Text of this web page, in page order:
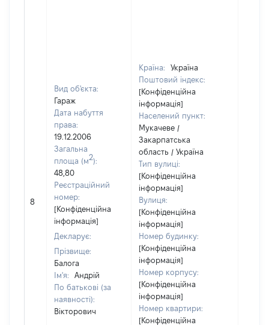
8
Вид об'єкта:
Гараж
Дата набуття
права:
19.12.2006
Загальна
площа (м2):
48,80
Реєстраційний
номер:
[Конфіденційна
інформація]
Декларує:
Прізвище:
Балога
Ім'я:
Андрій
По батькові (за
наявності):
Вікторович
Країна:
Україна
Поштовий індекс:
[Конфіденційна
інформація]
Населений пункт:
Мукачеве /
Закарпатська
область / Україна
Тип вулиці:
[Конфіденційна
інформація]
Вулиця:
[Конфіденційна
інформація]
Номер будинку:
[Конфіденційна
інформація]
Номер корпусу:
[Конфіденційна
інформація]
Номер квартири:
[Конфіденційна